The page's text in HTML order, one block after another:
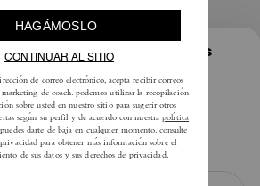
Larga con Botones